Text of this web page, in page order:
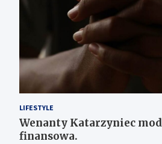
LIFESTYLE
Wenanty Katarzyniec
finansowa.